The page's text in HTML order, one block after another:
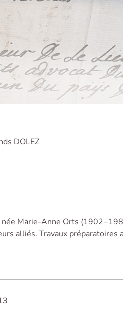
DOLEZ
Marie-Anne Orts (1902 –
alliés. Travaux préparatoires